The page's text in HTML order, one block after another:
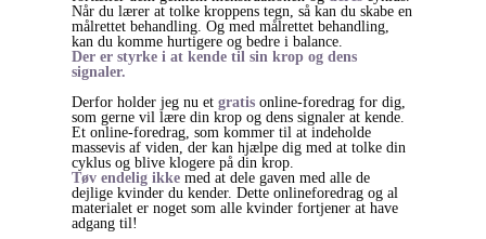
Når du lærer at tolke kroppens tegn, så kan du skabe en
målrettet behandling. Og med målrettet behandling,
kan du komme hurtigere og bedre i balance.
Der er styrke i at kende til sin krop og dens
signaler.
Derfor holder jeg nu et gratis online-foredrag for dig,
som gerne vil lære din krop og dens signaler at kende.
Et online-foredrag, som kommer til at indeholde
massevis af viden, der kan hjælpe dig med at tolke din
cyklus og blive klogere på din krop.
Tøv endelig ikke med at dele gaven med alle de
dejlige kvinder du kender. Dette onlineforedrag og al
materialet er noget som alle kvinder fortjener at have
adgang til!